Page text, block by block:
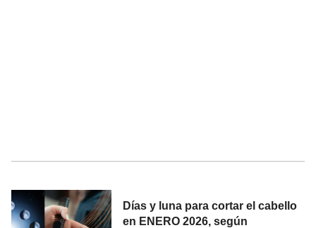
Días y luna para cortar el cabello
en ENERO 2026, según